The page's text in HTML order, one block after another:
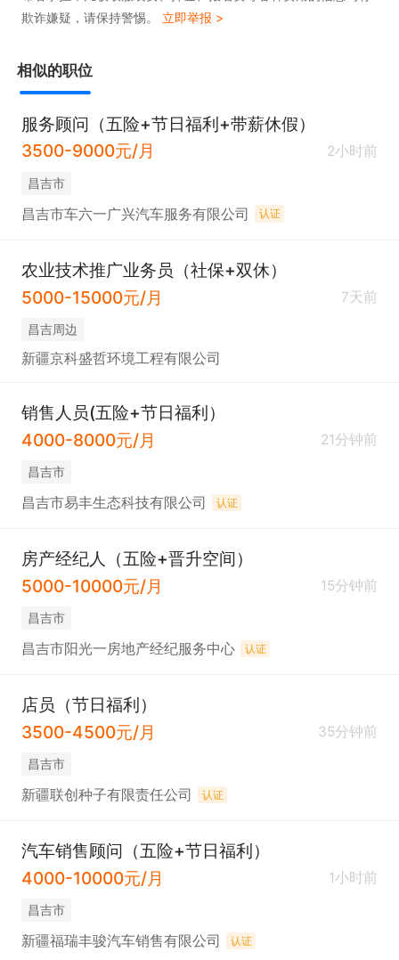
欺诈嫌疑，请保持警惕。 立即举报 >
相似的职位
服务顾问（五险+节日福利+带薪休假）
3500-9000元/月
2小时前
昌吉市
昌吉市车六一广兴汽车服务有限公司 认证
农业技术推广业务员（社保+双休）
5000-15000元/月
7天前
昌吉周边
新疆京科盛哲环境工程有限公司
销售人员(五险+节日福利）
4000-8000元/月
21分钟前
昌吉市
昌吉市易丰生态科技有限公司 认证
房产经纪人（五险+晋升空间）
5000-10000元/月
15分钟前
昌吉市
昌吉市阳光一房地产经纪服务中心 认证
店员（节日福利）
3500-4500元/月
35分钟前
昌吉市
新疆联创种子有限责任公司 认证
汽车销售顾问（五险+节日福利）
4000-10000元/月
1小时前
昌吉市
新疆福瑞丰骏汽车销售有限公司 认证